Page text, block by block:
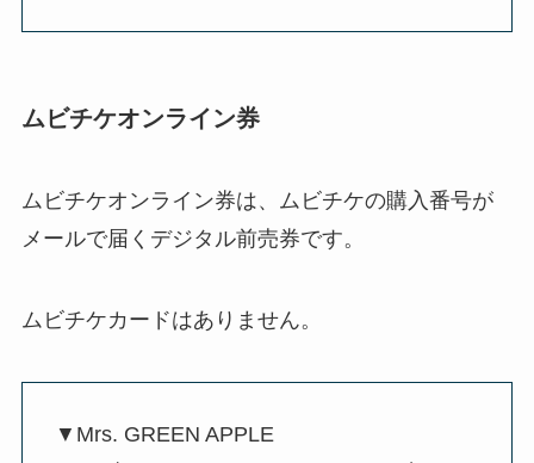
ムビチケオンライン券
ムビチケオンライン券は、ムビチケの購入番号が
メールで届くデジタル前売券です。
ムビチケカードはありません。
▼Mrs. GREEN APPLE